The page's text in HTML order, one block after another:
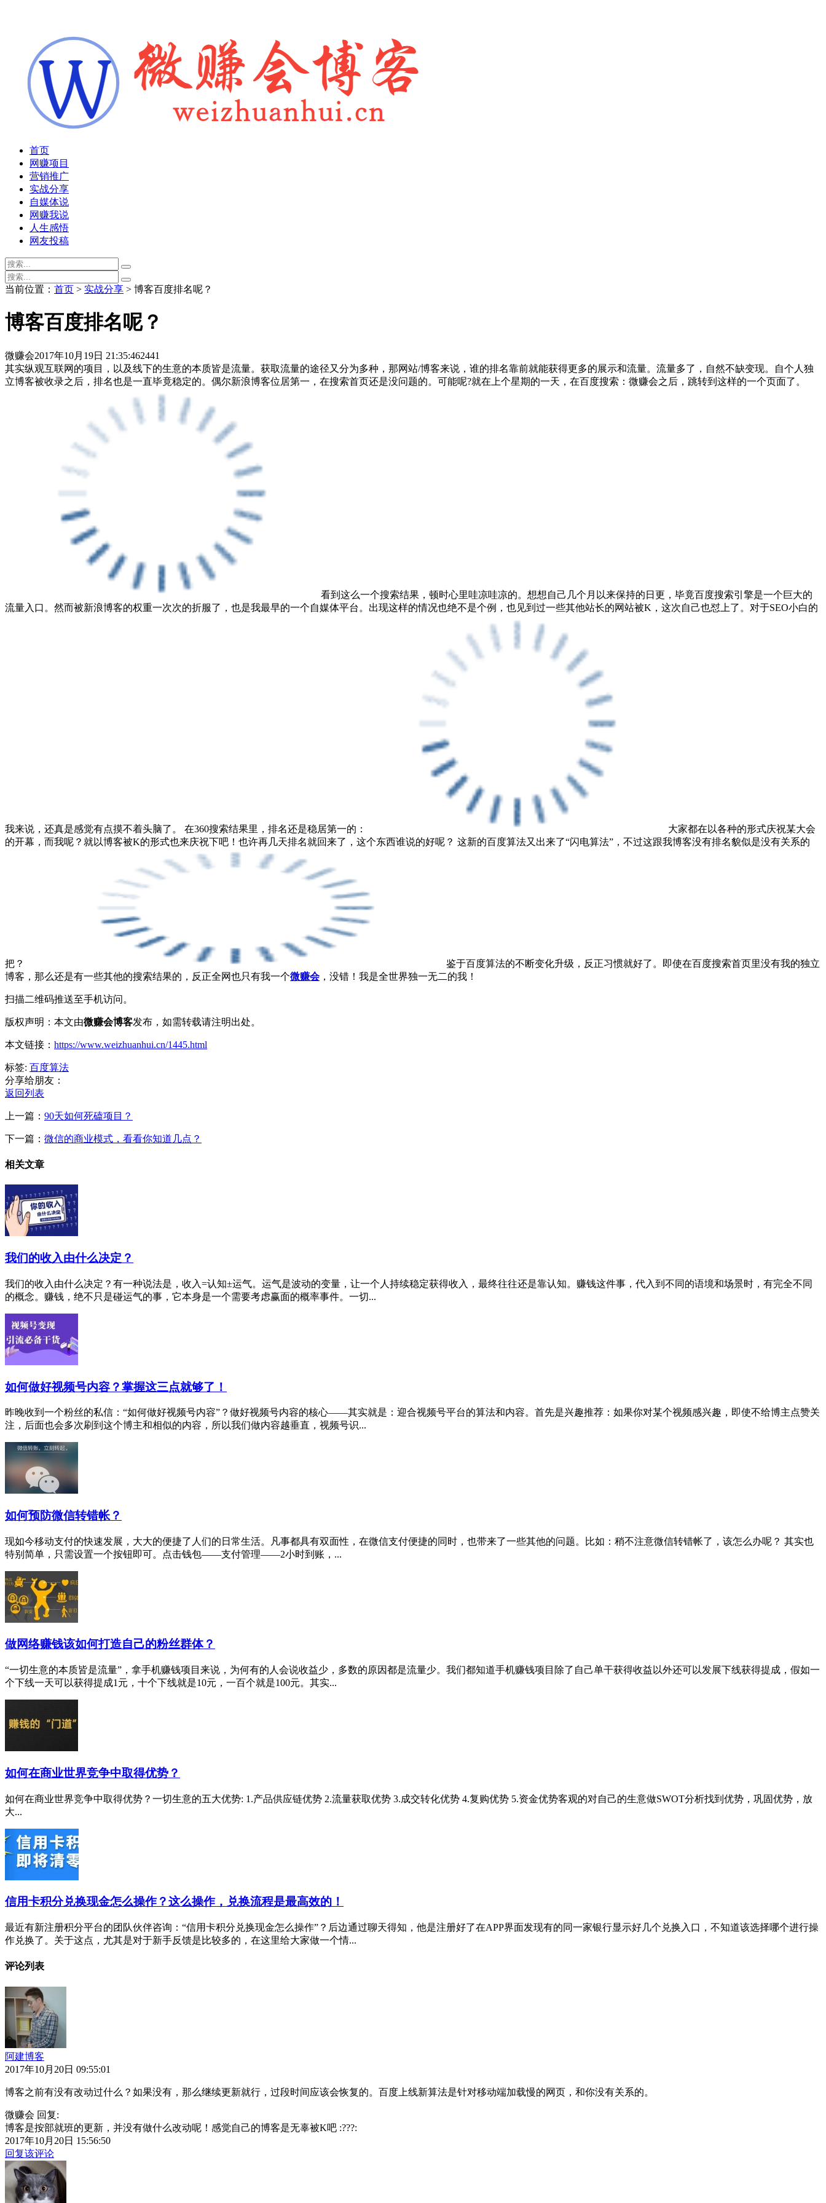
首页
网赚项目
营销推广
实战分享
自媒体说
网赚我说
人生感悟
网友投稿
当前位置： 首页 > 实战分享 > 博客百度排名呢？
博客百度排名呢？
微赚会2017年10月19日 21:35:462441
其实纵观互联网的项目，以及线下的生意的本质皆是流量。获取流量的途径又分为多种，那网站/博客来说，谁的排名靠前就能获得更多的展示和流量。流量多了，自然不缺变现。自个人独
立博客被收录之后，排名也是一直毕竟稳定的。偶尔新浪博客位居第一，在搜索首页还是没问题的。可能呢?就在上个星期的一天，在百度搜索：微赚会之后，跳转到这样的一个页面了。
看到这么一个搜索结果，顿时心里哇凉哇凉的。想想自己几个月以来保持的日更，毕竟百度搜索引擎是一个巨大的
流量入口。然而被新浪博客的权重一次次的折服了，也是我最早的一个自媒体平台。出现这样的情况也绝不是个例，也见到过一些其他站长的网站被K，这次自己也怼上了。对于SEO小白的
我来说，还真是感觉有点摸不着头脑了。 在360搜索结果里，排名还是稳居第一的：
大家都在以各种的形式庆祝某大会
的开幕，而我呢？就以博客被K的形式也来庆祝下吧！也许再几天排名就回来了，这个东西谁说的好呢？ 这新的百度算法又出来了“闪电算法”，不过这跟我博客没有排名貌似是没有关系的
把？
鉴于百度算法的不断变化升级，反正习惯就好了。即使在百度搜索首页里没有我的独立
博客，那么还是有一些其他的搜索结果的，反正全网也只有我一个微赚会，没错！我是全世界独一无二的我！
扫描二维码推送至手机访问。
版权声明：本文由微赚会博客发布，如需转载请注明出处。
本文链接： https://www.weizhuanhui.cn/1445.html
标签: 百度算法
分享给朋友：
返回列表
上一篇： 90天如何死磕项目？
下一篇： 微信的商业模式，看看你知道几点？
相关文章
我们的收入由什么决定？
我们的收入由什么决定？有一种说法是，收入=认知±运气。运气是波动的变量，让一个人持续稳定获得收入，最终往往还是靠认知。赚钱这件事，代入到不同的语境和场景时，有完全不同
的概念。赚钱，绝不只是碰运气的事，它本身是一个需要考虑赢面的概率事件。一切...
如何做好视频号内容？掌握这三点就够了！
昨晚收到一个粉丝的私信：“如何做好视频号内容”？做好视频号内容的核心——其实就是：迎合视频号平台的算法和内容。首先是兴趣推荐：如果你对某个视频感兴趣，即使不给博主点赞关
注，后面也会多次刷到这个博主和相似的内容，所以我们做内容越垂直，视频号识...
如何预防微信转错帐？
现如今移动支付的快速发展，大大的便捷了人们的日常生活。凡事都具有双面性，在微信支付便捷的同时，也带来了一些其他的问题。比如：稍不注意微信转错帐了，该怎么办呢？ 其实也
特别简单，只需设置一个按钮即可。点击钱包——支付管理——2小时到账，...
做网络赚钱该如何打造自己的粉丝群体？
“一切生意的本质皆是流量”，拿手机赚钱项目来说，为何有的人会说收益少，多数的原因都是流量少。我们都知道手机赚钱项目除了自己单干获得收益以外还可以发展下线获得提成，假如一
个下线一天可以获得提成1元，十个下线就是10元，一百个就是100元。其实...
如何在商业世界竞争中取得优势？
如何在商业世界竞争中取得优势？一切生意的五大优势: 1.产品供应链优势 2.流量获取优势 3.成交转化优势 4.复购优势 5.资金优势客观的对自己的生意做SWOT分析找到优势，巩固优势，放
大...
信用卡积分兑换现金怎么操作？这么操作，兑换流程是最高效的！
最近有新注册积分平台的团队伙伴咨询：“信用卡积分兑换现金怎么操作”？后边通过聊天得知，他是注册好了在APP界面发现有的同一家银行显示好几个兑换入口，不知道该选择哪个进行操
作兑换了。关于这点，尤其是对于新手反馈是比较多的，在这里给大家做一个情...
评论列表
阿建博客
2017年10月20日 09:55:01
博客之前有没有改动过什么？如果没有，那么继续更新就行，过段时间应该会恢复的。百度上线新算法是针对移动端加载慢的网页，和你没有关系的。
微赚会 回复:
博客是按部就班的更新，并没有做什么改动呢！感觉自己的博客是无辜被K吧 :???:
2017年10月20日 15:56:50
回复该评论